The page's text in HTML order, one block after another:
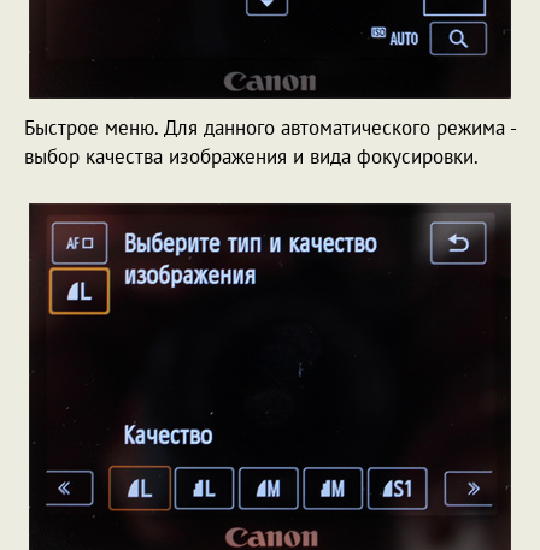
Быстрое меню. Для данного автоматического режима -
выбор качества изображения и вида фокусировки.